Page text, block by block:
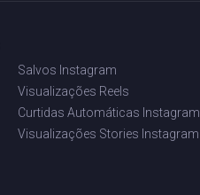
Salvos Instagram
Visualizações Reels
Curtidas Automáticas Instagram
Visualizações Stories Instagram